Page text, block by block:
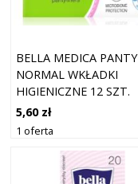
BELLA MEDICA PANTY
NORMAL WKŁADKI
HIGIENICZNE 12 SZT.
5,60 zł
1 oferta